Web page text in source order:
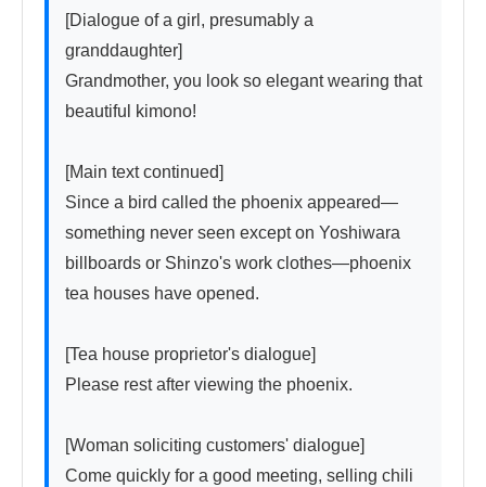
[Dialogue of a girl, presumably a
granddaughter]
Grandmother, you look so elegant wearing that
beautiful kimono!
[Main text continued]
Since a bird called the phoenix appeared—
something never seen except on Yoshiwara
billboards or Shinzo's work clothes—phoenix
tea houses have opened.
[Tea house proprietor's dialogue]
Please rest after viewing the phoenix.
[Woman soliciting customers' dialogue]
Come quickly for a good meeting, selling chili